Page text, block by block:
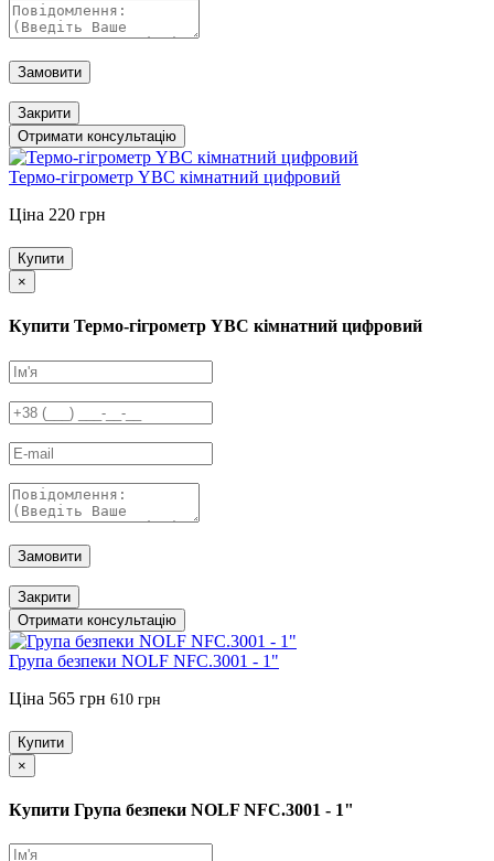
Замовити
Закрити
Отримати консультацію
Термо-гігрометр YBC кімнатний цифровий
Ціна 220 грн
Купити
×
Купити Термо-гігрометр YBC кімнатний цифровий
Замовити
Закрити
Отримати консультацію
Група безпеки NOLF NFC.3001 - 1"
Ціна 565 грн 610 грн
Купити
×
Купити Група безпеки NOLF NFC.3001 - 1"